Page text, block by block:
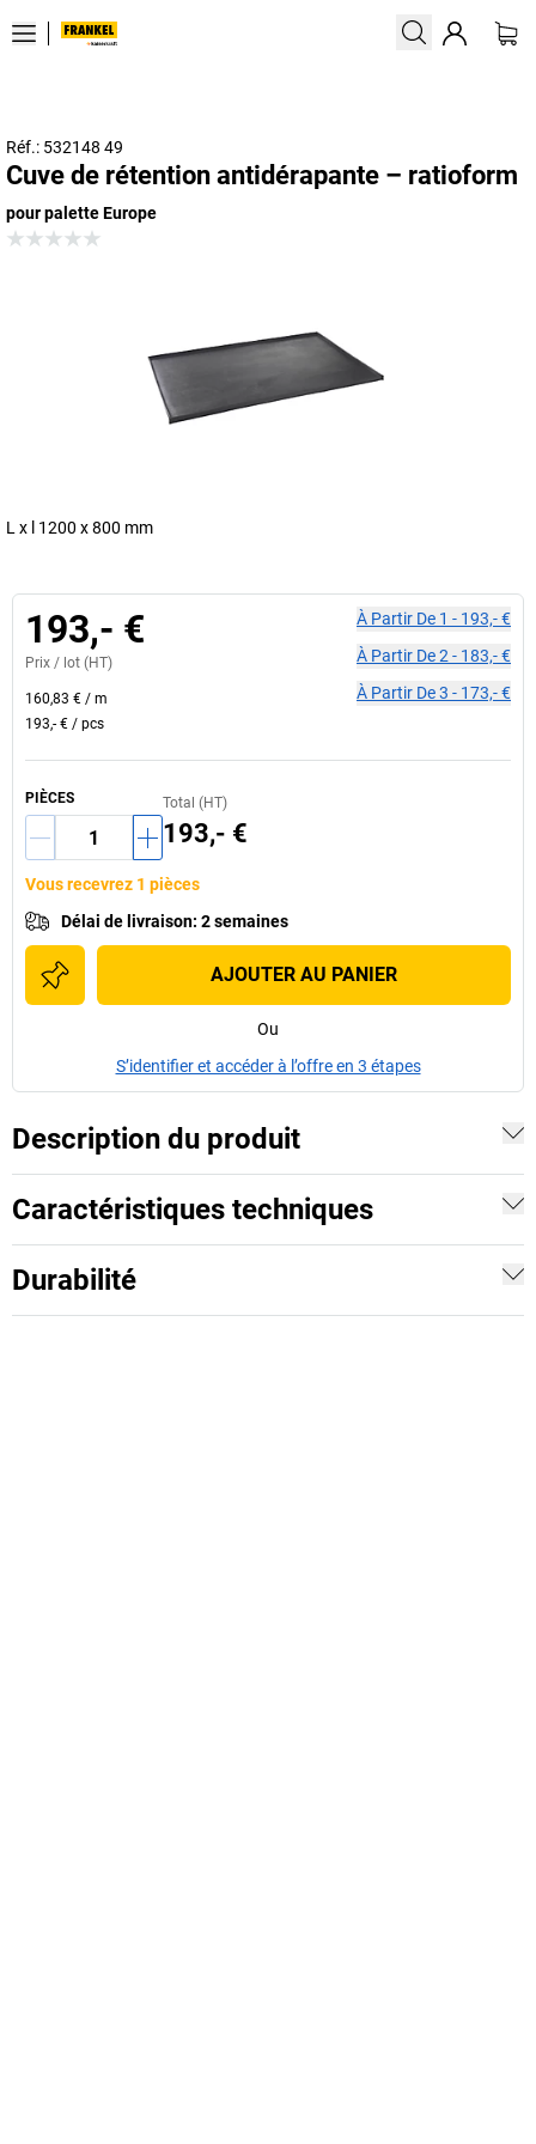
Réf.: 532148 49
Cuve de rétention antidérapante – ratioform
pour palette Europe
L x l 1200 x 800 mm
193,- €
Prix / lot (HT)
160,83 € / m
193,- € / pcs
À Partir De 1 - 193,- €
À Partir De2 - 183,- €
À Partir De3 - 173,- €
PIÈCES Total (HT)
193,- €
Vous recevrez 1 pièces
Délai de livraison: 2 semaines
AJOUTER AU PANIER
Ou
S’identifier et accéder à l’offre en 3 étapes
Description du produit
Caractéristiques techniques
Durabilité